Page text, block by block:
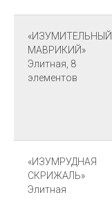
«ИЗУМИТЕЛЬНЫЙ
МАВРИКИЙ»
Элитная, 8
элементов
«ИЗУМРУДНАЯ
СКРИЖАЛЬ»
Элитная